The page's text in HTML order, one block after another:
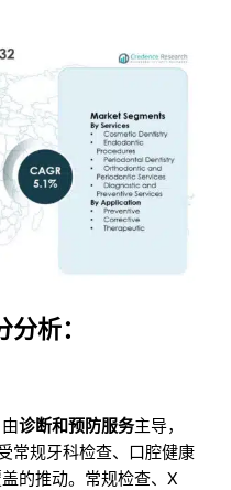
析：
诊断和预防服务主导，
常规牙科检查、口腔健康
的推动。常规检查、X